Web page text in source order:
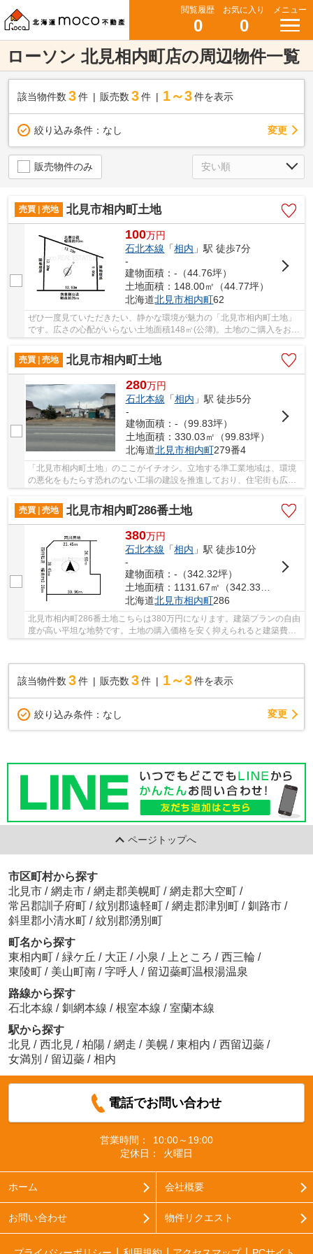
閲覧履歴
0
お気に入り
0
メニュー
ローソン 北見相内町店の周辺物件一覧
該当物件数 3件 販売数 3 件 1～3 件を表示
絞り込み条件： なし 変更
販売物件のみ
売買 | 売地 北見市相内町土地
100万円
石北本線 「相内 」駅 徒歩7分
-
建物面積：-（44.76坪）
土地面積：148.00㎡（44.77坪）
北海道北見市相内町62
ぜひ一度見ていただきたい、静かな環境が魅力の「北見市相内町土地」
です。広さの心配がいらない土地面積148㎡(公簿)。土地のご購入をお考
売買 | 売地
北見市相内町土地
280万円
石北本線 「相内 」駅 徒歩5分
-
建物面積：-（99.83坪）
土地面積：330.03㎡（99.83坪）
北海道北見市相内町279番4
「北見市相内町土地」のここがイチオシ。立地する準工業地域は、環境
の悪化をもたらす恐れのない工場の建設を推進しており、住宅街も広が
売買 | 売地
北見市相内町286番土地
380万円
石北本線 「相内 」駅 徒歩10分
-
建物面積：-（342.32坪）
北海道北見市相内町286
北見市相内町286番土地こちらは380万円になります。建築プランの自由
度が高い平坦な地勢です。土地の購入価格を安く抑えられると建築費に
該当物件数 3件 販売数 3 件 1～3 件を表示
絞り込み条件： なし 変更
ページトップへ
市区町村から探す
北見市 / 網走市 / 網走郡美幌町 / 網走郡大空町 /
常呂郡訓子府町 / 紋別郡遠軽町 / 網走郡津別町 / 釧路市 /
斜里郡小清水町 / 紋別郡湧別町
町名から探す
東相内町 / 緑ケ丘 / 大正 / 小泉 / 上ところ / 西三輪 /
東陵町 / 美山町南 / 字呼人 / 留辺蘂町温根湯温泉
路線から探す
石北本線 / 釧網本線 / 根室本線 / 室蘭本線
駅から探す
北見 / 西北見 / 柏陽 / 網走 / 美幌 / 東相内 / 西留辺蘂 /
女満別 / 留辺蘂 / 相内
電話でお問い合わせ
営業時間：
10:00～19:00
定休日：
火曜日
ホーム 会社概要
お問い合わせ 物件リクエスト